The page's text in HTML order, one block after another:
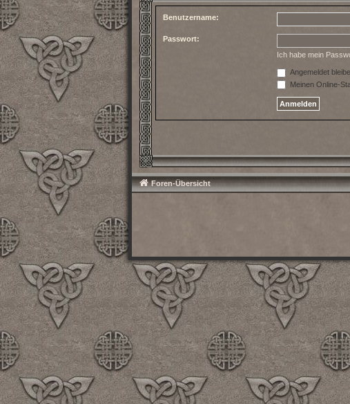
Benutzername:
Passwort:
Ich habe mein
Angemeldet
Meinen Online-
Foren-Übersicht